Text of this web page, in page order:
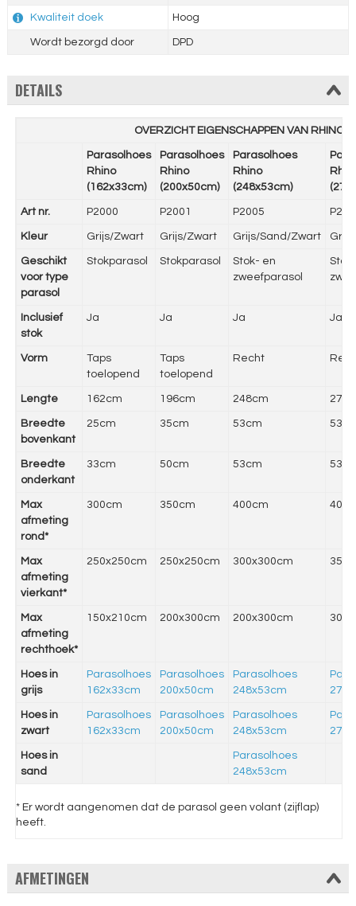
Kwaliteit doek Hoog
Wordt bezorgd door DPD
DETAILS
OVERZICHT EIGENSCHAPPEN VAN RHINO
Parasolhoes
Rhino
(162x33cm)
Parasolhoes
Rhino
(200x50cm)
Parasolhoes
Rhino
(248x53cm)
Art nr. P2000 P2001 P2005
Kleur Grijs/Zwart Grijs/Zwart Grijs/Sand/Zwart
Geschikt
voor type
parasol
Stokparasol Stokparasol
Stok- en
zweefparasol
Inclusief
stok
Ja Ja Ja Ja
Vorm
Taps
toelopend
Taps
toelopend
Recht
Lengte 162cm 196cm 248cm
Breedte
bovenkant
25cm 35cm 53cm
Breedte
onderkant
33cm 50cm 53cm
Max
afmeting
rond*
300cm 350cm 400cm
Max
afmeting
vierkant*
250x250cm 250x250cm 300x300cm
Max
afmeting
rechthoek*
150x210cm 200x300cm 200x300cm
Hoes in
grijs
Parasolhoes
162x33cm
Parasolhoes
200x50cm
Parasolhoes
248x53cm
Hoes in
zwart
Parasolhoes
162x33cm
Parasolhoes
200x50cm
Parasolhoes
248x53cm
Hoes in
sand
Parasolhoes
248x53cm
* Er wordt aangenomen dat de parasol geen volant (zijflap)
heeft.
AFMETINGEN